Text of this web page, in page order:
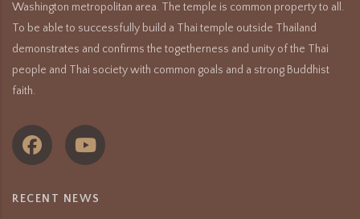
Washington metropolitan area. The temple is common property to all.
To be able to successfully build a Thai temple outside Thailand
demonstrates and confirms the togetherness and unity of the Thai
people and Thai society with common goals and a strong Buddhist
faith.
RECENT NEWS